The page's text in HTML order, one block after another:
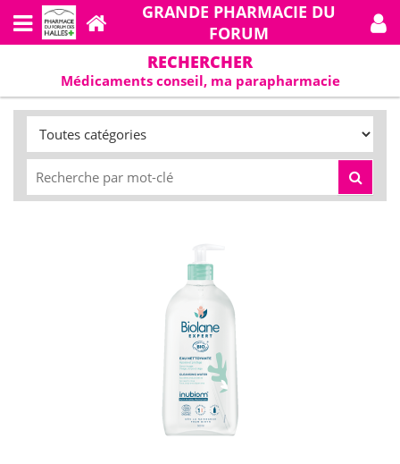
GRANDE PHARMACIE DU
FORUM
RECHERCHER
Médicaments conseil, ma parapharmacie